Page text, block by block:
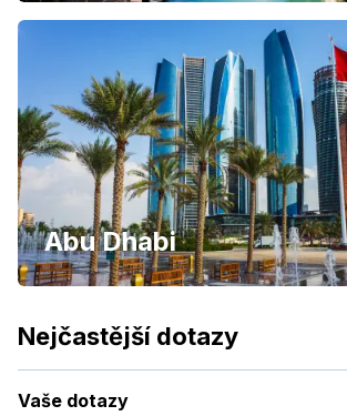
Abu Dhabi
Nejčastější dotazy
Vaše dotazy